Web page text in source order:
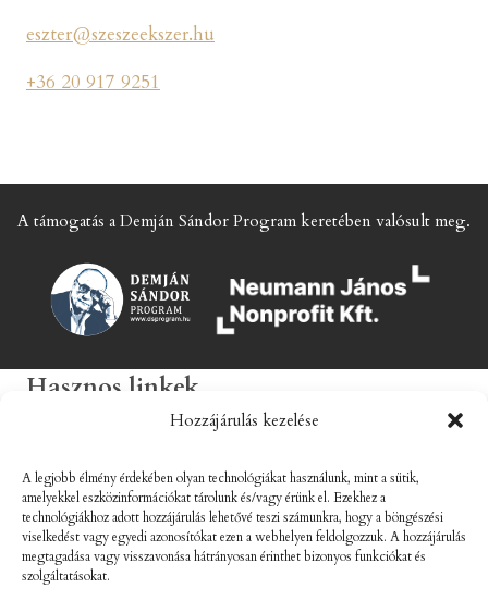
Hozzájárulás kezelése
A legjobb élmény érdekében olyan technológiákat használunk, mint a sütik,
amelyekkel eszközinformációkat tárolunk és/vagy érünk el. Ezekhez a
technológiákhoz adott hozzájárulás lehetővé teszi számunkra, hogy a böngészési
viselkedést vagy egyedi azonosítókat ezen a webhelyen feldolgozzuk. A hozzájárulás
megtagadása vagy visszavonása hátrányosan érinthet bizonyos funkciókat és
szolgáltatásokat.
eszter@szeszeekszer.hu
+36 20 917 9251
A támogatás a Demján Sándor Program keretében valósult meg.
Hasznos linkek
Adatkezelési tájékoztató
Galéria
Sütitájékoztató